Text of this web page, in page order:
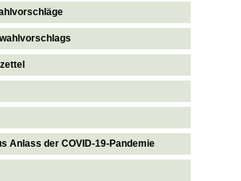
Anlass der COVID-19-Pandemie